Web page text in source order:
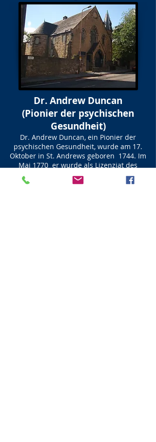
Dr. Andrew Duncan
(Pionier der psychischen
Gesundheit)
Dr. Andrew Duncan, ein Pionier der
psychischen Gesundheit, wurde am 17.
Oktober in St. Andrews geboren 1744. Im
Mai 1770 er wurde als Lizenziat des
Royal College of Physicians zugelassen.
1776 gründete er die Edinburgh-